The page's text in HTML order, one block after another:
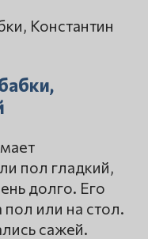
пол гладкий,
долго. Его
пол или на стол.
сажей.